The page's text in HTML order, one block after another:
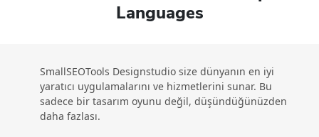
Languages
SmallSEOTools Designstudio size dünyanın en iyi
yaratıcı uygulamalarını ve hizmetlerini sunar. Bu
sadece bir tasarım oyunu değil, düşündüğünüzden
daha fazlası.